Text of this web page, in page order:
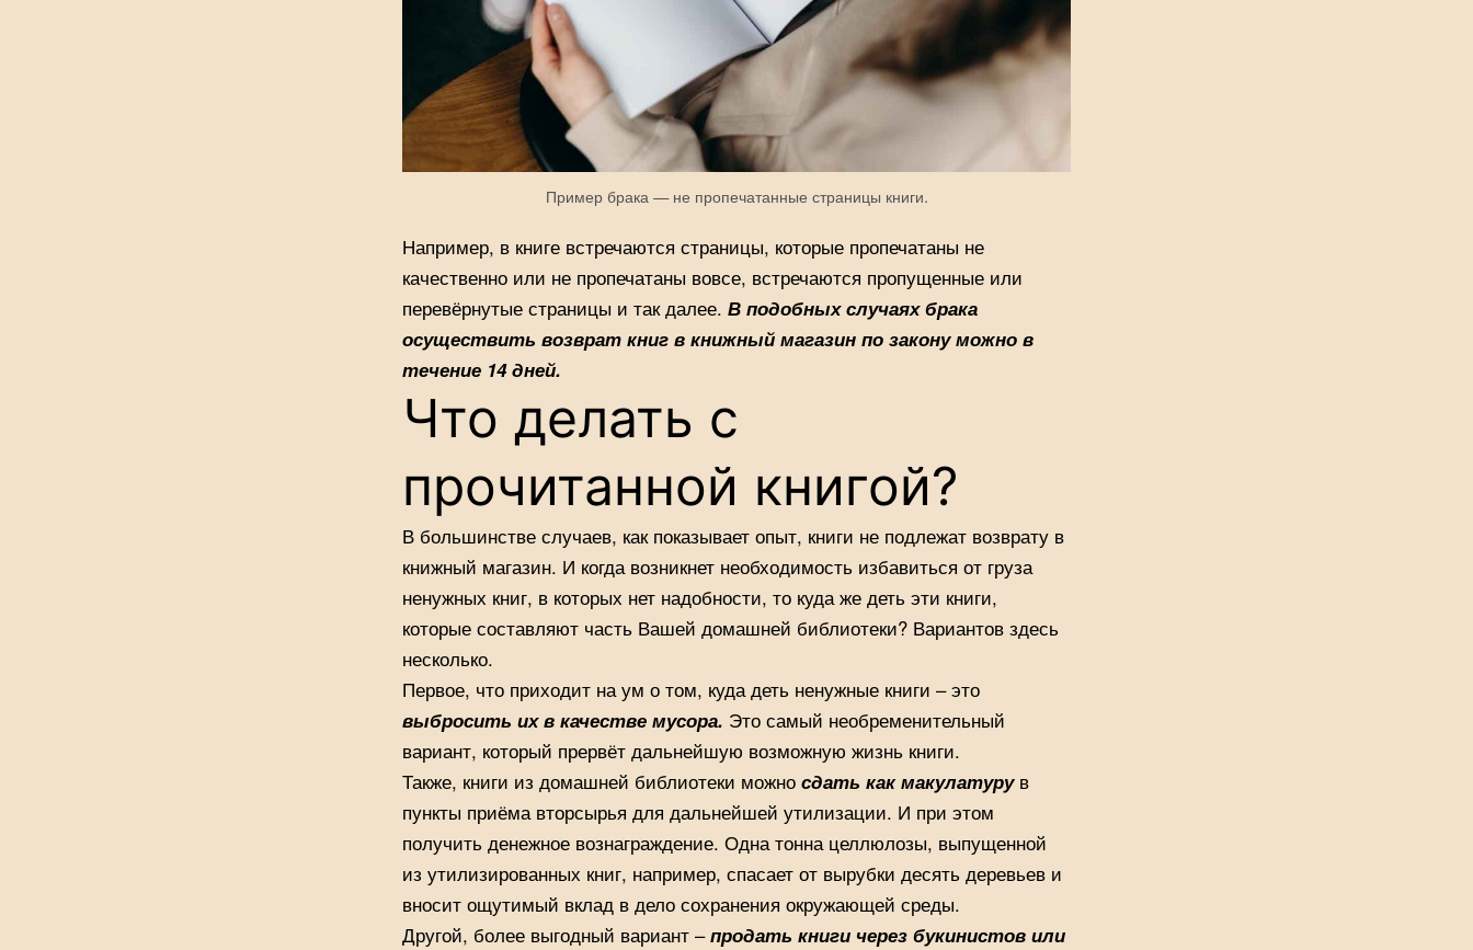
Пример брака — не пропечатанные страницы книги.
Например, в книге встречаются страницы, которые пропечатаны не
качественно или не пропечатаны вовсе, встречаются пропущенные или
перевёрнутые страницы и так далее. В подобных случаях брака
осуществить возврат книг в книжный магазин по закону можно в
течение 14 дней.
Что делать с
прочитанной книгой?
В большинстве случаев, как показывает опыт, книги не подлежат возврату в
книжный магазин. И когда возникнет необходимость избавиться от груза
ненужных книг, в которых нет надобности, то куда же деть эти книги,
которые составляют часть Вашей домашней библиотеки? Вариантов здесь
несколько.
Первое, что приходит на ум о том, куда деть ненужные книги – это
выбросить их в качестве мусора. Это самый необременительный
вариант, который прервёт дальнейшую возможную жизнь книги.
Также, книги из домашней библиотеки можно сдать как макулатурув
пункты приёма вторсырья для дальнейшей утилизации. И при этом
получить денежное вознаграждение. Одна тонна целлюлозы, выпущенной
из утилизированных книг, например, спасает от вырубки десять деревьев и
вносит ощутимый вклад в дело сохранения окружающей среды.
Другой, более выгодный вариант –продать книги через букинистов или